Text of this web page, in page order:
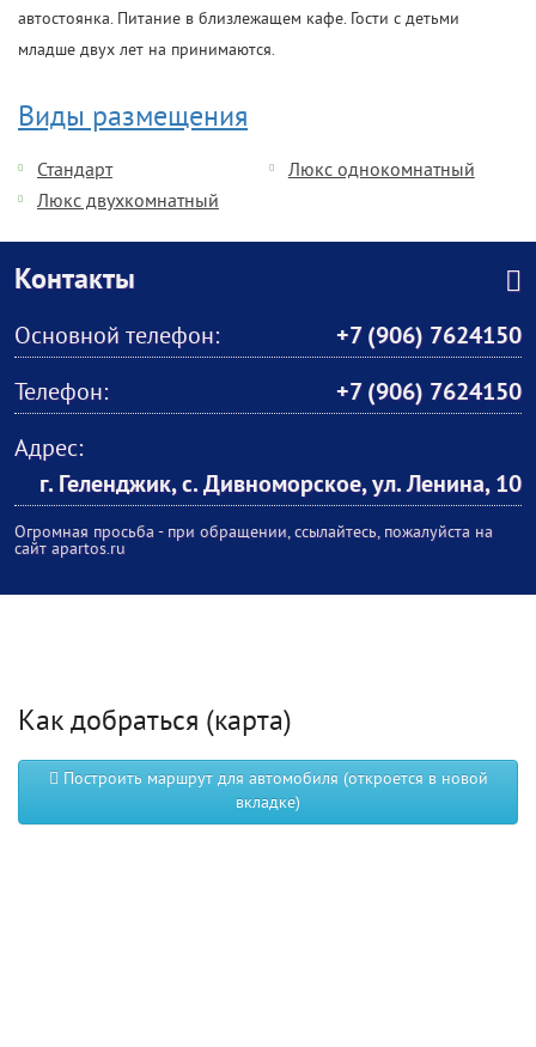
автостоянка. Питание в близлежащем кафе. Гости с детьми
младше двух лет на принимаются.
Виды размещения
Стандарт
Люкс однокомнатный
Люкс двухкомнатный
Контакты
Основной телефон:
+7 (906) 7624150
Телефон:
+7 (906) 7624150
Адрес:
г. Геленджик, с. Дивноморское, ул. Ленина, 10
Огромная просьба - при обращении, ссылайтесь, пожалуйста на
сайт apartos.ru
Как добраться (карта)
Построить маршрут для автомобиля (откроется в новой
вкладке)